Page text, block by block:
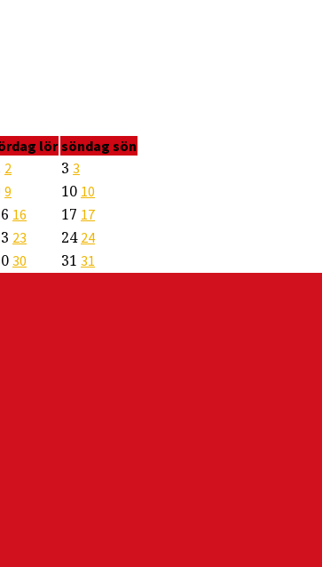
lör söndag sön
2 3 3
9 10 10
16 17 17
23 24 24
30 31 31